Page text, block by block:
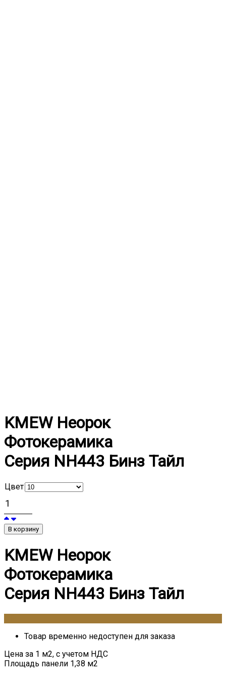
KMEW Неорок
Фотокерамика
Серия NH443 Бинз Тайл
Цвет
В корзину
KMEW Неорок
Фотокерамика
Серия NH443 Бинз Тайл
Товар временно недоступен для заказа
Цена за 1 м2, с учетом НДС
Площадь панели 1,38 м2